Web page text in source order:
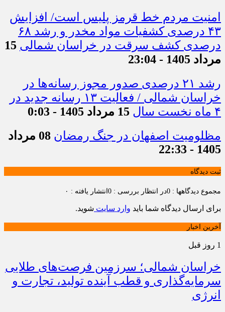
امنیت مردم خط قرمز پلیس است/ افزایش
۴۳ درصدی کشفیات مواد مخدر و رشد ۶۸
درصدی کشف سرقت در خراسان شمالی 15
مرداد 1405 - 23:04
رشد ۲۱ درصدی صدور مجوز رسانه‌ها در
خراسان شمالی / فعالیت ۱۳ رسانه جدید در
۴ ماه نخست سال
15 مرداد 1405 - 0:03
مظلومیت اصفهان در جنگ رمضان
08 مرداد
1405 - 22:33
ثبت دیدگاه
مجموع دیدگاهها : 0 در انتظار بررسی : 0 انتشار یافته : ۰
برای ارسال دیدگاه شما باید وارد سایت شوید.
آخرین اخبار
1 روز قبل
خراسان شمالی؛ سرزمین فرصت‌های طلایی
سرمایه‌گذاری و قطب آینده تولید، تجارت و
انرژی